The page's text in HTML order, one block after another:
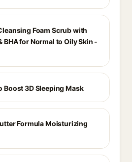
Foam Scrub with
BHA for Normal to Oily Skin -
Boost 3D Sleeping Mask
Formula Moisturizing